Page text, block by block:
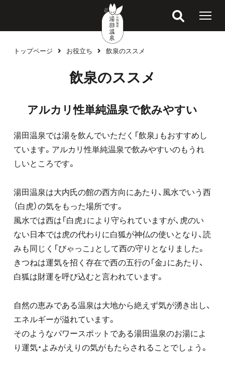
トップページ お役立ち 飲泉のススメ
飲泉のススメ
アルカリ性単純温泉で飲みやすい
湯田温泉では湯を飲んでいただく「飲泉」もおすすめし
ています。アルカリ性単純温泉で飲みやすいのもうれ
しいところです。
湯田温泉は大内氏の館の西方向にあたり、風水でいう西
（白虎）の気をもった場所です。
風水では西は「白虎」により守られていますが、虎のい
ない日本では虎の代わりに白狐が神仏の使いとなり、読
みも同じく「びゃっこ」として西の守りとなりました。
きつねは運気を招く存在で西の五行の「金」にあたり、
白狐は財運を呼び込むと言われています。
自然の恵みである温泉は大地から絶えず気が湧き出し、
エネルギーが溢れています。
そのようなパワースポットである湯田温泉のお湯によ
り運気・よみがえりの気がもたらされることでしょう。